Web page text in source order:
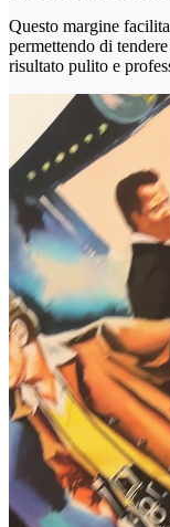
Questo margine
permettendo di
risultato pulito e